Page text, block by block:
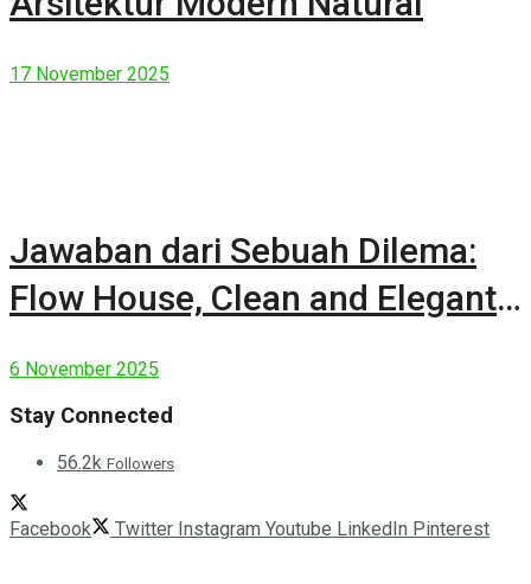
17 November 2025
Jawaban dari Sebuah Dilema:
Flow House, Clean and Elegant
6 November 2025
Stay Connected
56.2k Followers
Facebook Twitter Instagram Youtube LinkedIn Pinterest